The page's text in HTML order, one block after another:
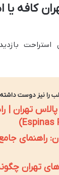
کافه
استراحت
را نیز دوست
تهران |
راهنمای
تهران